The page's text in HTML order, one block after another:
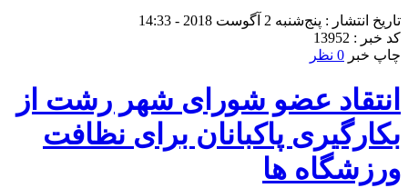
تاریخ انتشار : پنج‌شنبه 2 آگوست 2018 - 14:33
کد خبر : 13952
چاپ خبر 0 نظر
انتقاد عضو شورای شهر رشت از
بکارگیری پاکبانان برای نظافت
ورزشگاه ها